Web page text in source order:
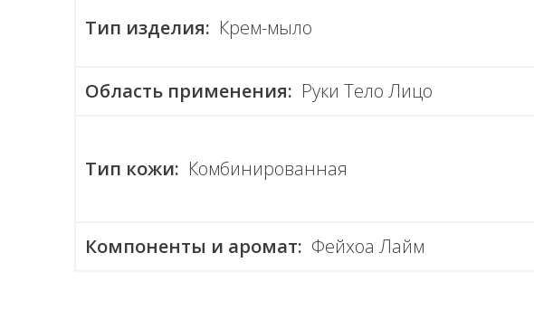
Тип изделия: Крем-мыло
Область применения: Руки Тело Лицо
Тип кожи: Комбинированная
Компоненты и аромат: Фейхоа Лайм